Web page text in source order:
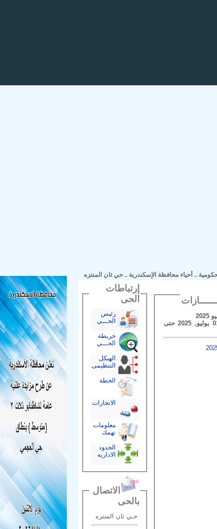
..أحياء محافظة الإسكندرية..حي ثان المنتزه
فى الفترة من 01 يوليو, 2025 حتى
إرتباطات
الحى
رئيس
الحـــي
خريطة
الحـــي
الهيكل
التنظيمى
الخطة
الانجازات
معلومات
تهمك
الحدود
الاداريه
الاتصال
بالحى
حـي ثان المنتزه